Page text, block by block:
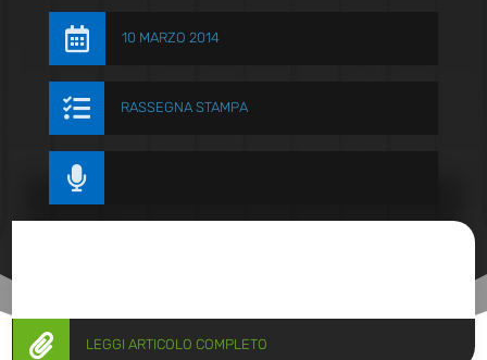
 10 MARZO 2014
 RASSEGNA STAMPA

 LEGGI ARTICOLO COMPLETO